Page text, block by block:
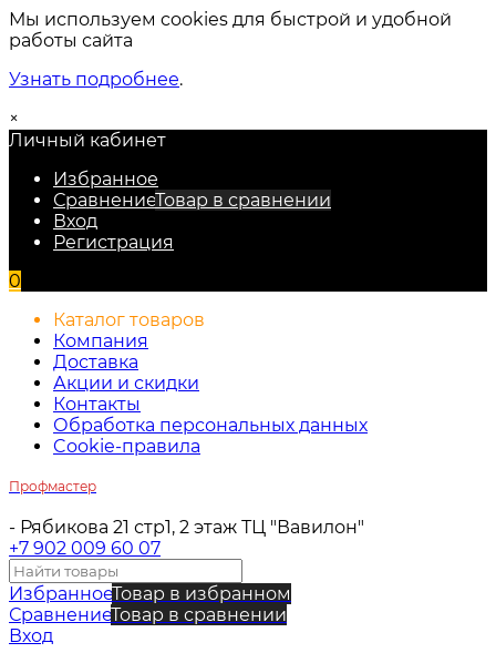
Мы используем cookies для быстрой и удобной
работы сайта
Узнать подробнее.
×
Личный кабинет
Избранное
СравнениеТовар в сравнении
Вход
Регистрация
0
Каталог товаров
Компания
Доставка
Акции и скидки
Контакты
Обработка персональных данных
Cookie-правила
Профмастер
- Рябикова 21 стр1, 2 этаж ТЦ "Вавилон"
+7 902 009 60 07
ИзбранноеТовар в избранном
СравнениеТовар в сравнении
Вход